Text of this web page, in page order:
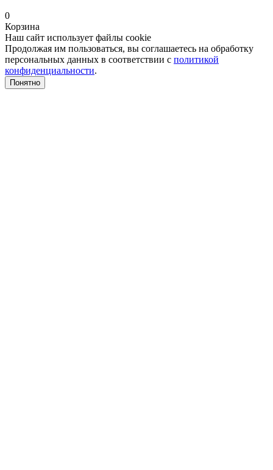
0
Корзина
Наш сайт использует файлы cookie
Продолжая им пользоваться, вы соглашаетесь на обработку
персональных данных в соответствии с политикой
конфиденциальности.
Понятно